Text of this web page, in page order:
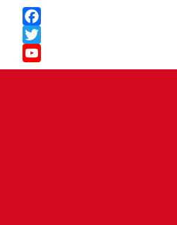
Facebook
Twitter
YouTube